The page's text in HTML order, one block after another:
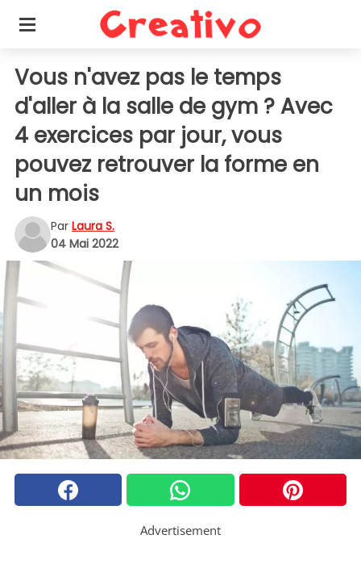
Vous n'avez pas le temps
d'aller à la salle de gym ? Avec
4 exercices par jour, vous
pouvez retrouver la forme en
un mois
Par Laura S.
04 Mai 2022
Advertisement